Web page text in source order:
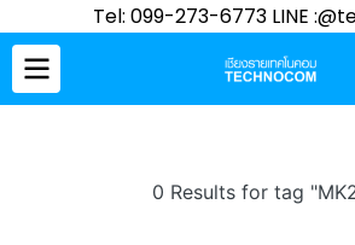
Tel: 099-273-6773 LINE
0 Results for tag